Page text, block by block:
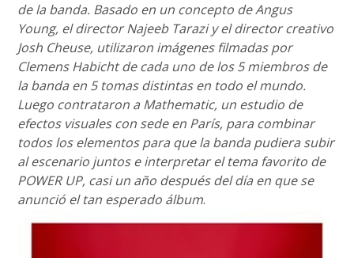
de la banda. Basado en un concepto de Angus
Young, el director Najeeb Tarazi y el director creativo
Josh Cheuse, utilizaron imágenes filmadas por
Clemens Habicht de cada uno de los 5 miembros de
la banda en 5 tomas distintas en todo el mundo.
Luego contrataron a Mathematic, un estudio de
efectos visuales con sede en París, para combinar
todos los elementos para que la banda pudiera subir
al escenario juntos e interpretar el tema favorito de
POWER UP, casi un año después del día en que se
anunció el tan esperado álbum.